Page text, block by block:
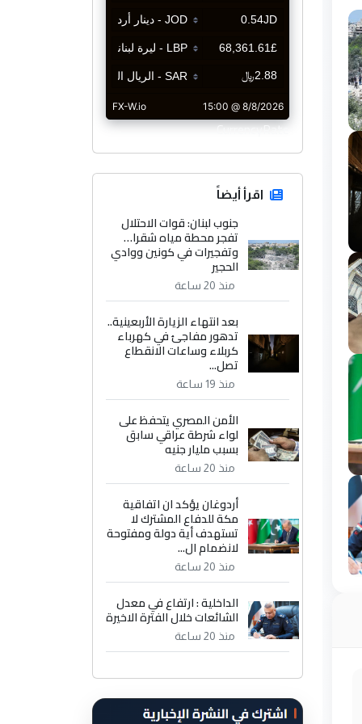
CurrencyRate
اقرأ أيضاً
جنوب لبنان: قوات الاحتلال
تفجر محطة مياه شقرا…
وتفجيرات في كونين ووادي
الحجير
منذ 20 ساعة
بعد انتهاء الزيارة الأربعينية..
تدهور مفاجئ في كهرباء
كربلاء وساعات الانقطاع
تصل...
منذ 19 ساعة
الأمن المصري يتحفظ على
لواء شرطة عراقي سابق
بسبب مليار جنيه
منذ 20 ساعة
أردوغان يؤكد ان اتفاقية
مكة للدفاع المشترك لا
تستهدف أية دولة ومفتوحة
لانضمام ال...
منذ 20 ساعة
الداخلية : ارتفاع في معدل
الشائعات خلال الفترة الاخيرة
منذ 20 ساعة